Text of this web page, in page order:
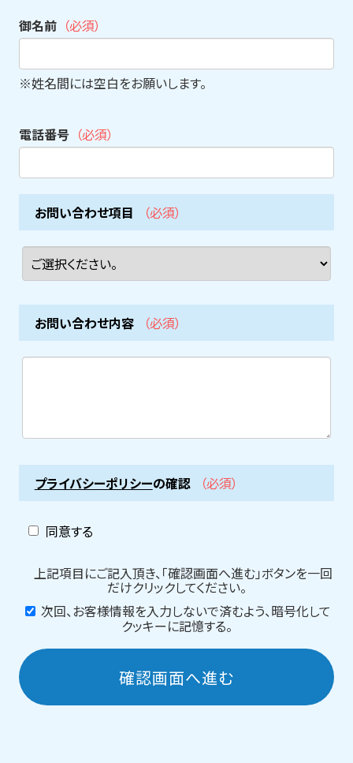
御名前 （必須）
※姓名間には空白をお願いします。
電話番号 （必須）
お問い合わせ項目 （必須）
お問い合わせ内容 （必須）
プライバシーポリシーの確認 （必須）
同意する
上記項目にご記入頂き、「確認画面へ進む」ボタンを一回
だけクリックしてください。
次回、お客様情報を入力しないで済むよう、暗号化して
クッキーに記憶する。
確認画面へ進む